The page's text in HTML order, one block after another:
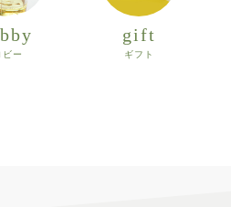
ビー
gift
ギフト